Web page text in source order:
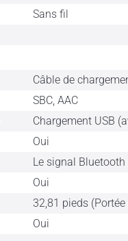
Sans fil
Câble de
SBC, AAC
Chargement USB
Oui
Le signal
Oui
32,81 pieds (Portée
Oui